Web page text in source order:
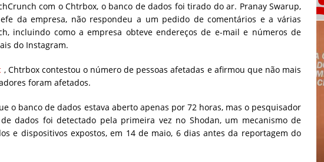
com o Chtrbox, o banco de dados foi tirado do ar. Pranay Swarup,
da empresa, não respondeu a um pedido de comentários e a várias
incluindo como a empresa obteve endereços de e-mail e números de
do Instagram.
, Chtrbox contestou o número de pessoas afetadas e afirmou que não mais
foram afetados.
o banco de dados estava aberto apenas por 72 horas, mas o pesquisador
dados foi detectado pela primeira vez no Shodan, um mecanismo de
e dispositivos expostos, em 14 de maio, 6 dias antes da reportagem do